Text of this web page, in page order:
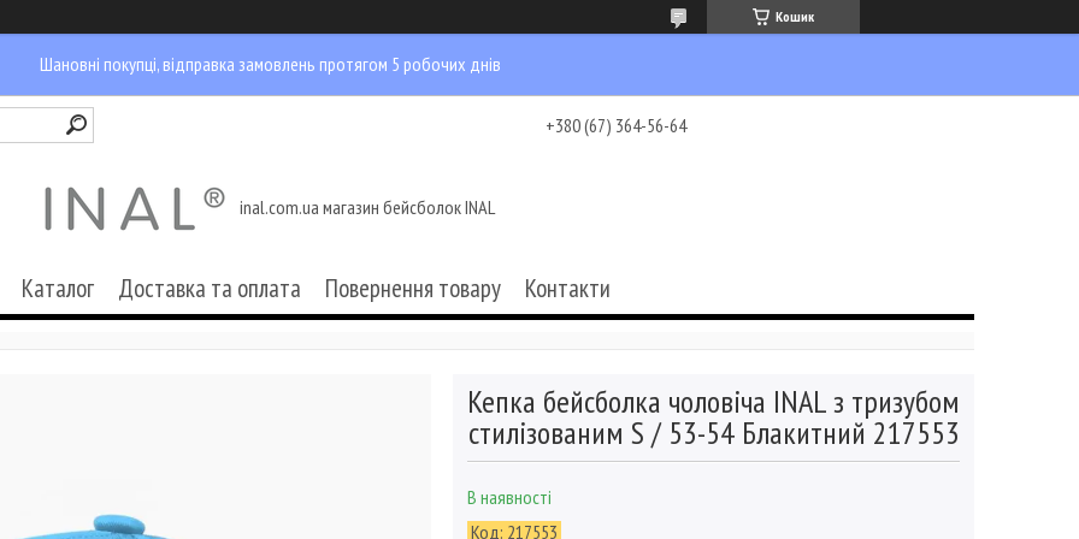
Кошик
Шановні покупці, відправка замовлень протягом 5 робочих днів
+380 (67) 364-56-64
inal.com.ua магазин бейсболок INAL
Каталог Доставка та оплата Повернення товару Контакти
Кепка бейсболка чоловіча INAL з тризубом
стилізованим S / 53-54 Блакитний 217553
В наявності
Код: 217553